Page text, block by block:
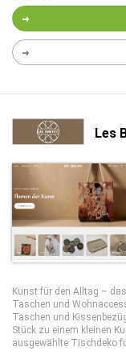
Les
Kunst für den Alltag –
Taschen und
Taschen und
Stück zu einem kleinen
ausgewählte Tischdeko